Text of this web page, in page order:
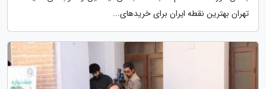
تهران بهترین نقطه ایران برای خریدهای...